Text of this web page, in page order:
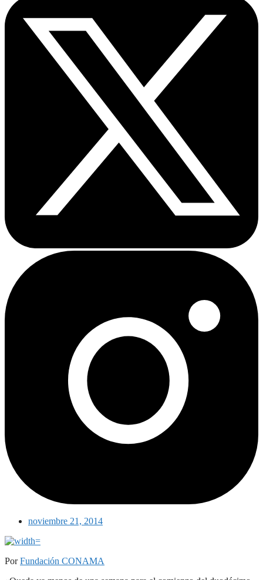
noviembre 21, 2014
PorFundación CONAMA